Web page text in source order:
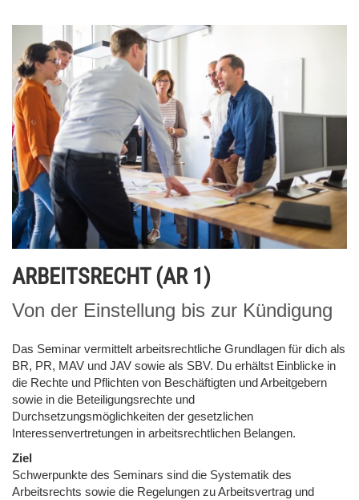
ARBEITSRECHT (AR 1)
Von der Einstellung bis zur Kündigung
Das Seminar vermittelt arbeitsrechtliche Grundlagen für dich als
BR, PR, MAV und JAV sowie als SBV. Du erhältst Einblicke in
die Rechte und Pflichten von Beschäftigten und Arbeitgebern
sowie in die Beteiligungsrechte und
Durchsetzungsmöglichkeiten der gesetzlichen
Interessenvertretungen in arbeitsrechtlichen Belangen.
Ziel
Schwerpunkte des Seminars sind die Systematik des
Arbeitsrechts sowie die Regelungen zu Arbeitsvertrag und